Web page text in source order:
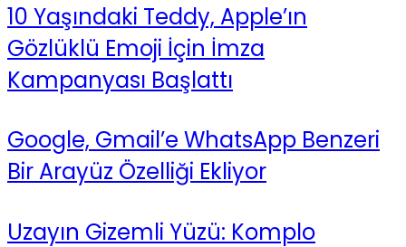
10 Yaşındaki Teddy, Apple’ın
Gözlüklü Emoji İçin İmza
Kampanyası Başlattı
Google, Gmail’e WhatsApp Benzeri
Bir Arayüz Özelliği Ekliyor
Uzayın Gizemli Yüzü: Komplo